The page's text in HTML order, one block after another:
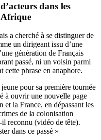
dans les
a cherché à se distinguer de
un dirigeant issu d’une
génération de Français
passé, ni un voisin parmi
phrase en anaphore.
pour sa première tournée
à ouvrir une nouvelle page
et la France, en dépassant les
de la colonisation
il reconnu (vidéo de tête).
dans ce passé »